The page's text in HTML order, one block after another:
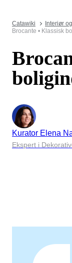
Catawiki Interiør
Brocante • Klassisk
Kurator Elena
Ekspert i